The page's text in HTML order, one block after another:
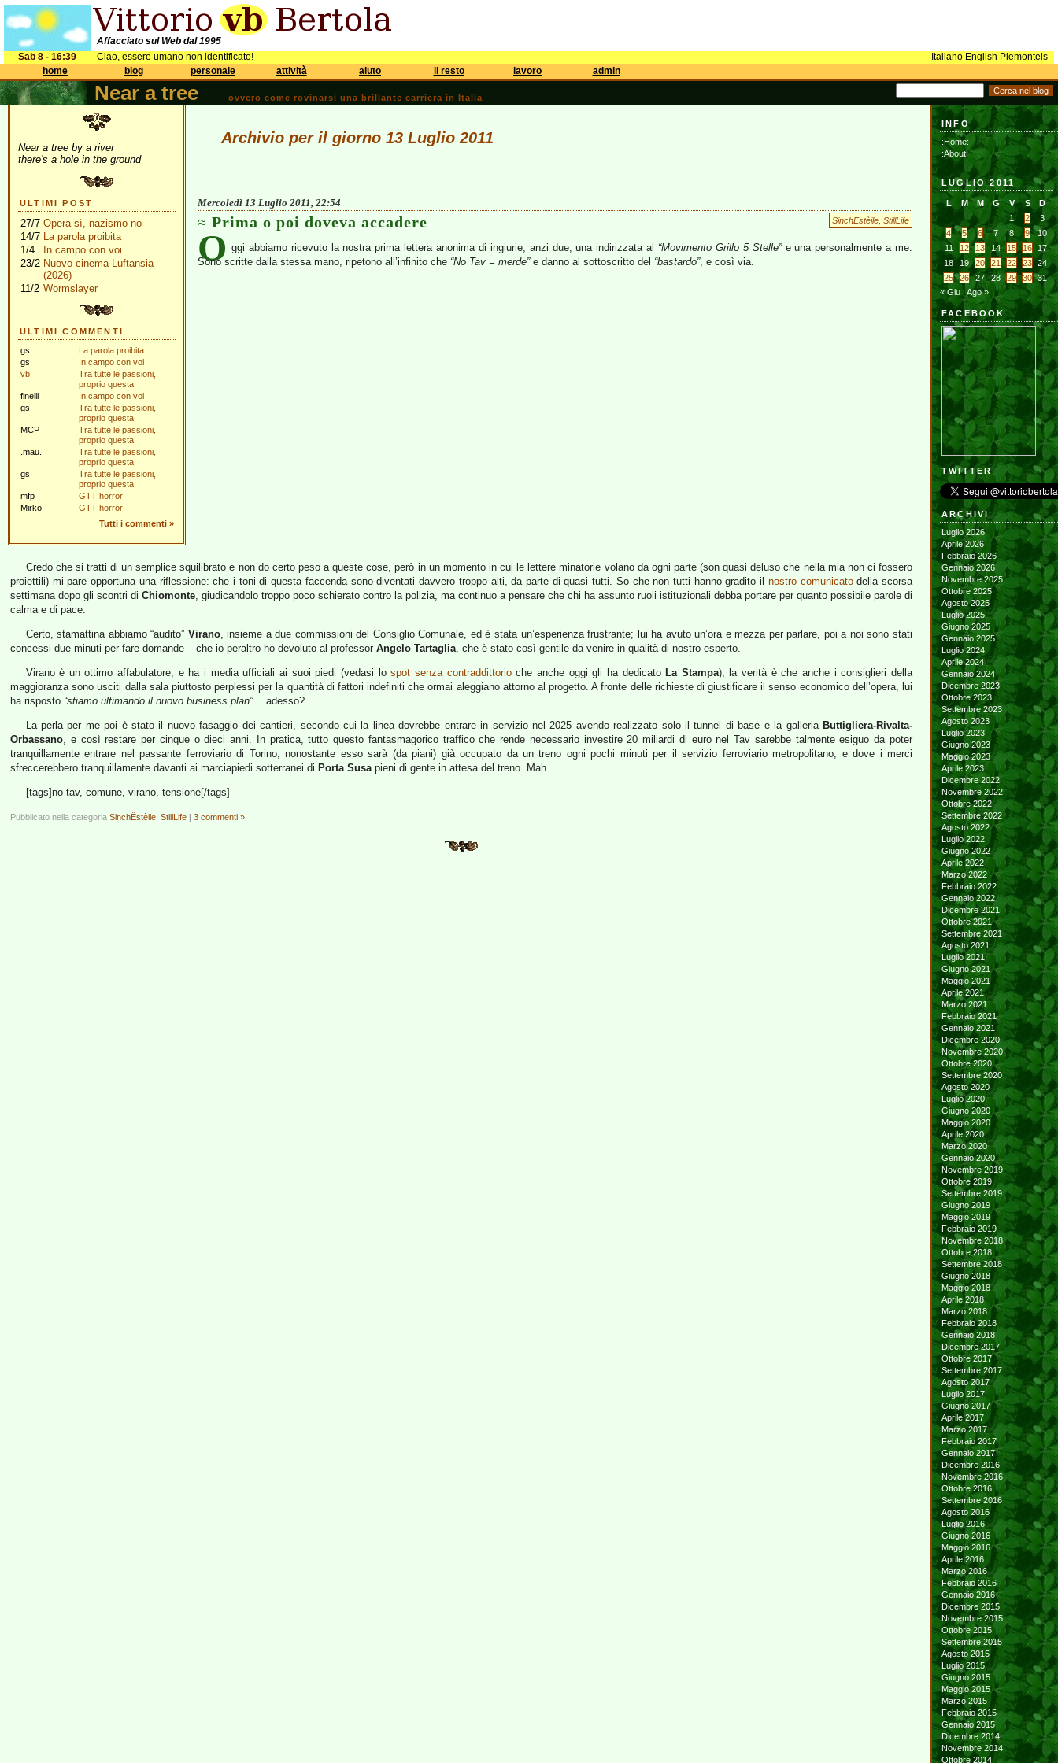
Affacciato sul Web dal 1995
Sab 8 - 16:39
Ciao, essere umano non identificato! Italiano English Piemonteis
home
blog personale attività aiuto il resto lavoro admin
Near a tree ovvero come rovinarsi una brillante carriera in Italia
Near a tree by a river
there's a hole in the ground
ULTIMI POST
27/7 Opera sì, nazismo no
14/7 La parola proibita
1/4
In campo con voi
23/2 Nuovo cinema Luftansia
(2026)
11/2 Wormslayer
ULTIMI COMMENTI
gs
La parola proibita
gs
In campo con voi
vb
Tra tutte le passioni,
proprio questa
finelli
In campo con voi
gs
Tra tutte le passioni,
proprio questa
MCP
Tra tutte le passioni,
proprio questa
.mau.
Tra tutte le passioni,
proprio questa
gs
Tra tutte le passioni,
proprio questa
mfp
GTT horror
Mirko
GTT horror
Tutti i commenti »
Archivio per il giorno 13 Luglio 2011
Mercoledì 13 Luglio 2011, 22:54
SinchËstèile StillLife
Prima o poi doveva accadere
O ggi abbiamo ricevuto la nostra prima lettera anonima di ingiurie, anzi due, una indirizzata al “Movimento Grillo 5 Stelle”e una personalmente a me.
Sono scritte dalla stessa mano, ripetono all’infinito che “No Tav = merde”e danno al sottoscritto del “bastardo”, e così via.
Credo che si tratti di un semplice squilibrato e non do certo peso a queste cose, però in un momento in cui le lettere minatorie volano da ogni parte (son quasi deluso che nella mia non ci fossero
proiettili) mi pare opportuna una riflessione: che i toni di questa faccenda sono diventati davvero troppo alti, da parte di quasi tutti. So che non tutti hanno gradito il nostro comunicatodella scorsa
settimana dopo gli scontri di Chiomonte, giudicandolo troppo poco schierato contro la polizia, ma continuo a pensare che chi ha assunto ruoli istituzionali debba portare per quanto possibile parole di
calma e di pace.
Certo, stamattina abbiamo “audito” Virano, insieme a due commissioni del Consiglio Comunale, ed è stata un’esperienza frustrante; lui ha avuto un’ora e mezza per parlare, poi a noi sono stati
concessi due minuti per fare domande – che io peraltro ho devoluto al professor Angelo Tartaglia, che è stato così gentile da venire in qualità di nostro esperto.
Virano è un ottimo affabulatore, e ha i media ufficiali ai suoi piedi (vedasi lospot senza contraddittorioche anche oggi gli ha dedicato La Stampa); la verità è che anche i consiglieri della
maggioranza sono usciti dalla sala piuttosto perplessi per la quantità di fattori indefiniti che ormai aleggiano attorno al progetto. A fronte delle richieste di giustificare il senso economico dell’opera, lui
ha risposto “stiamo ultimando il nuovo business plan”… adesso?
La perla per me poi è stato il nuovo fasaggio dei cantieri, secondo cui la linea dovrebbe entrare in servizio nel 2025 avendo realizzato solo il tunnel di base e la galleria Buttigliera-Rivalta-
Orbassano, e così restare per cinque o dieci anni. In pratica, tutto questo fantasmagorico traffico che rende necessario investire 20 miliardi di euro nel Tav sarebbe talmente esiguo da poter
tranquillamente entrare nel passante ferroviario di Torino, nonostante esso sarà (da piani) già occupato da un treno ogni pochi minuti per il servizio ferroviario metropolitano, e dove i merci
sfreccerebbero tranquillamente davanti ai marciapiedi sotterranei di Porta Susapieni di gente in attesa del treno. Mah…
[tags]no tav, comune, virano, tensione[/tags]
Pubblicato nella categoria SinchËstèile StillLife | 3 commenti »
INFO
:Home:
:About:
LUGLIO 2011
L M M G V S
D
1
2
3
4
5 6 7 8 9
10
11
12 13 14 15 16
17
18
19 20 21 22 23 24
25
26 27 28 29 30 31
« Giu
Ago »
FACEBOOK
TWITTER
ARCHIVI
Luglio 2026
Aprile 2026
Febbraio 2026
Gennaio 2026
Novembre 2025
Ottobre 2025
Agosto 2025
Luglio 2025
Giugno 2025
Gennaio 2025
Luglio 2024
Aprile 2024
Gennaio 2024
Dicembre 2023
Ottobre 2023
Settembre 2023
Agosto 2023
Luglio 2023
Giugno 2023
Maggio 2023
Aprile 2023
Dicembre 2022
Novembre 2022
Ottobre 2022
Settembre 2022
Agosto 2022
Luglio 2022
Giugno 2022
Aprile 2022
Marzo 2022
Febbraio 2022
Gennaio 2022
Dicembre 2021
Ottobre 2021
Settembre 2021
Agosto 2021
Luglio 2021
Giugno 2021
Maggio 2021
Aprile 2021
Marzo 2021
Febbraio 2021
Gennaio 2021
Dicembre 2020
Novembre 2020
Ottobre 2020
Settembre 2020
Agosto 2020
Luglio 2020
Giugno 2020
Maggio 2020
Aprile 2020
Marzo 2020
Gennaio 2020
Novembre 2019
Ottobre 2019
Settembre 2019
Giugno 2019
Maggio 2019
Febbraio 2019
Novembre 2018
Ottobre 2018
Settembre 2018
Giugno 2018
Maggio 2018
Aprile 2018
Marzo 2018
Febbraio 2018
Gennaio 2018
Dicembre 2017
Ottobre 2017
Settembre 2017
Agosto 2017
Luglio 2017
Giugno 2017
Aprile 2017
Marzo 2017
Febbraio 2017
Gennaio 2017
Dicembre 2016
Novembre 2016
Ottobre 2016
Settembre 2016
Agosto 2016
Luglio 2016
Giugno 2016
Maggio 2016
Aprile 2016
Marzo 2016
Febbraio 2016
Gennaio 2016
Dicembre 2015
Novembre 2015
Ottobre 2015
Settembre 2015
Agosto 2015
Luglio 2015
Giugno 2015
Maggio 2015
Marzo 2015
Febbraio 2015
Gennaio 2015
Dicembre 2014
Novembre 2014
Ottobre 2014